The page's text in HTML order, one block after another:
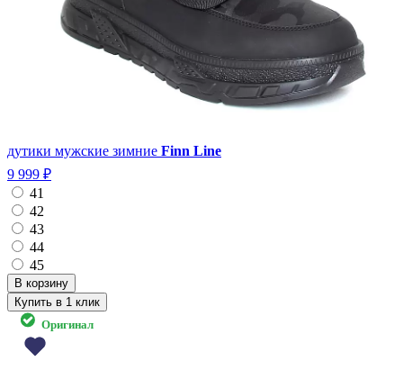
дутики мужские зимние Finn Line
9 999 ₽
41
42
43
44
45
Купить в 1 клик
Оригинал